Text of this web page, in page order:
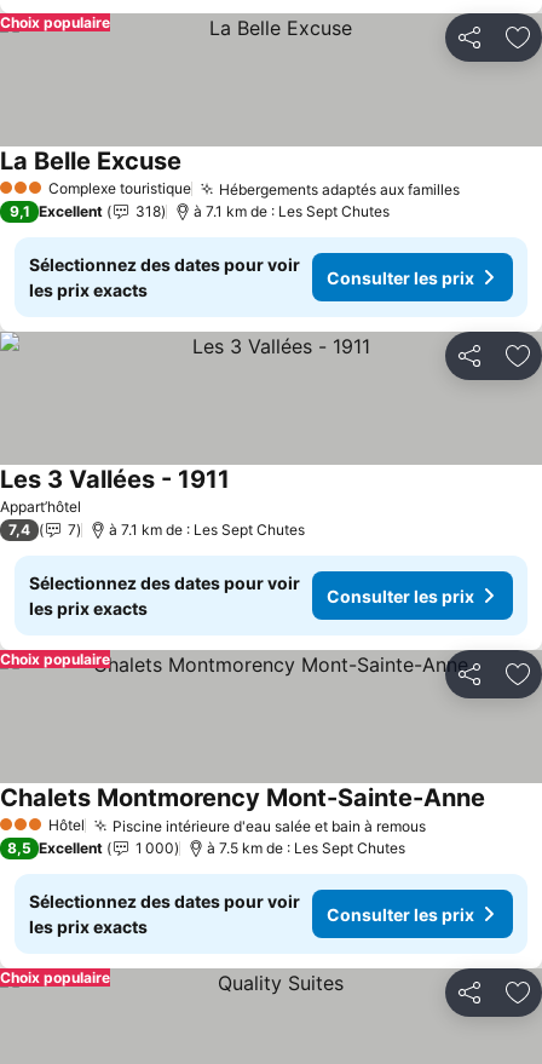
Partager
Choix populaire
3 ÉtoilesComplexe touristique Hébergements adaptés aux familles
La Belle Excuse
9,1 Excellent 318 à 7.1 km de : Les Sept Chutes
Sélectionnez des dates pour voir
les prix exacts
Consulter les prix
Partager
Appart’hôtel
Les 3 Vallées - 1911
7,4 7 à 7.1 km de : Les Sept Chutes
Sélectionnez des dates pour voir
les prix exacts
Consulter les prix
Partager
Choix populaire
3 ÉtoilesHôtel Piscine intérieure d'eau salée et bain à remous
Chalets Montmorency Mont-Sainte-Anne
8,5 Excellent 1 000 à 7.5 km de : Les Sept Chutes
Sélectionnez des dates pour voir
les prix exacts
Consulter les prix
Partager
Choix populaire